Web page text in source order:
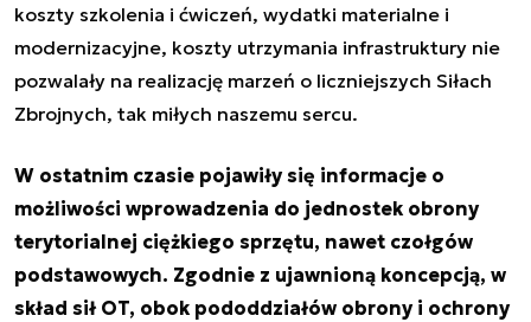
koszty szkolenia i ćwiczeń, wydatki materialne i
modernizacyjne, koszty utrzymania infrastruktury nie
pozwalały na realizację marzeń o liczniejszych Siłach
Zbrojnych, tak miłych naszemu sercu.
W ostatnim czasie pojawiły się informacje o
możliwości wprowadzenia do jednostek obrony
terytorialnej ciężkiego sprzętu, nawet czołgów
podstawowych. Zgodnie z ujawnioną koncepcją, w
skład sił OT, obok pododdziałów obrony i ochrony